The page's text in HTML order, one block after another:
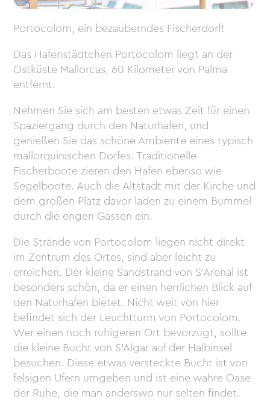
Portocolom, ein bezauberndes Fischerdorf!
Das Hafenstädtchen Portocolom liegt an der
Ostküste Mallorcas, 60 Kilometer von Palma
entfernt.
Nehmen Sie sich am besten etwas Zeit für einen
Spaziergang durch den Naturhafen, und
genießen Sie das schöne Ambiente eines typisch
mallorquinischen Dorfes. Traditionelle
Fischerboote zieren den Hafen ebenso wie
Segelboote. Auch die Altstadt mit der Kirche und
dem großen Platz davor laden zu einem Bummel
durch die engen Gassen ein.
Die Strände von Portocolom liegen nicht direkt
im Zentrum des Ortes, sind aber leicht zu
erreichen. Der kleine Sandstrand von S’Arenal ist
besonders schön, da er einen herrlichen Blick auf
den Naturhafen bietet. Nicht weit von hier
befindet sich der Leuchtturm von Portocolom.
Wer einen noch ruhigeren Ort bevorzugt, sollte
die kleine Bucht von S’Algar auf der Halbinsel
besuchen. Diese etwas versteckte Bucht ist von
felsigen Ufern umgeben und ist eine wahre Oase
der Ruhe, die man anderswo nur selten findet.